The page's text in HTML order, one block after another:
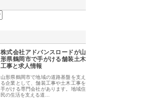
株式会社アドバンスロードが山
形県鶴岡市で手がける舗装土木
工事と求人情報
山形県鶴岡市で地域の道路基盤を支え
る企業として、舗装工事や土木工事を
手がける専門会社があります。地域住
民の生活を支える道…